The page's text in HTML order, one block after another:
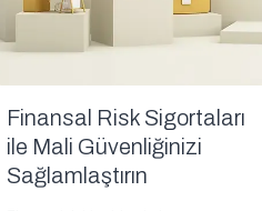
Finansal Risk Sigortaları
ile Mali Güvenliğinizi
Sağlamlaştırın